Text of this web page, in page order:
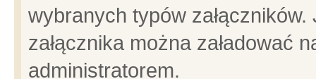
wybranych typów
załącznika można załadować
administratorem.